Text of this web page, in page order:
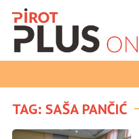
TAG: SAŠA PANČIĆ